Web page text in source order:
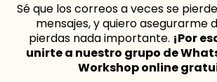
Sé que los correos a veces se
mensajes, y quiero asegurarme
pierdas nada importante. ¡Por
unirte a nuestro grupo de
Workshop online